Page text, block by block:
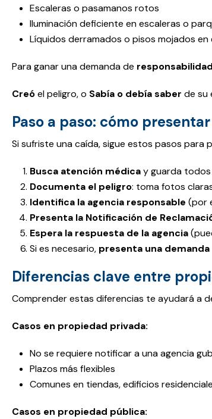
Escaleras o pasamanos rotos
Iluminación deficiente en escaleras o
Líquidos derramados o pisos mojados
Para ganar una demanda de
Creóel peligro, o Sabía o debía saber de su
Paso a paso: cómo
Si sufriste una caída, sigue estos pasos para
Busca atención médicay guarda
Documenta el peligro: toma fotos
Identifica la agencia responsable (por
Presenta la Notificación de
Espera la respuesta de la agencia
Si es necesario, presenta una demanda
Diferencias clave entre
Comprender estas diferencias te ayudará a
Casos en propiedad privada:
No se requiere notificar a una agencia
Plazos más flexibles
Comunes en tiendas, edificios
Casos en propiedad pública: